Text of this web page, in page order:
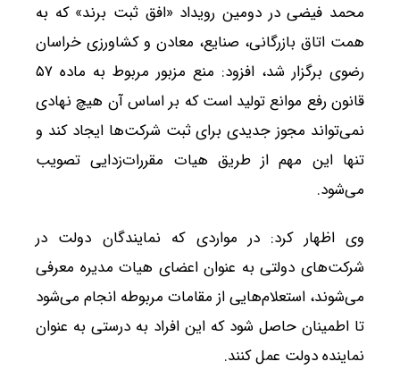
محمد فیضی در دومین رویداد «افق ثبت برند» که به
همت اتاق بازرگانی، صنایع، معادن و کشاورزی خراسان
رضوی برگزار شد، افزود: منع مزبور مربوط به ماده ۵۷
قانون رفع موانع تولید است که بر اساس آن هیچ نهادی
نمی‌تواند مجوز جدیدی برای ثبت شرکت‌ها ایجاد کند و
تنها این مهم از طریق هیات مقررات‌زدایی تصویب
می‌شود.
وی اظهار کرد: در مواردی که نمایندگان دولت در
شرکت‌های دولتی به عنوان اعضای هیات مدیره معرفی
می‌شوند، استعلام‌هایی از مقامات مربوطه انجام می‌شود
تا اطمینان حاصل شود که این افراد به درستی به عنوان
نماینده دولت عمل کنند.